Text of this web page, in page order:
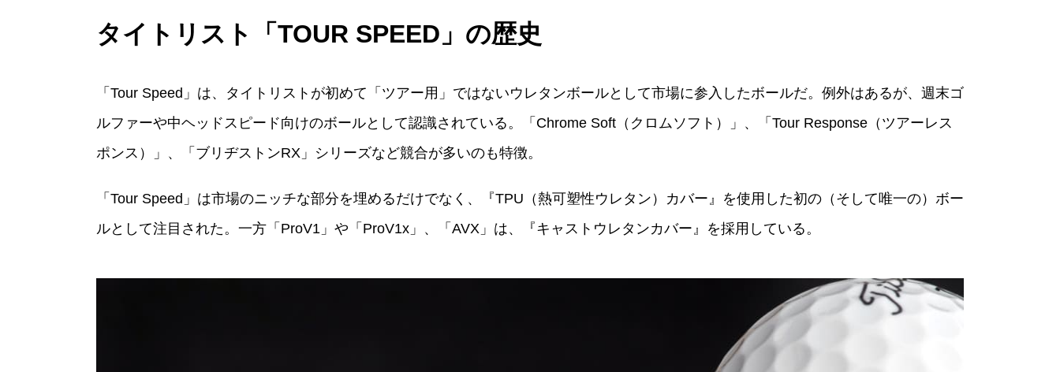
タイトリスト「TOUR SPEED」の歴史
「Tour Speed」は、タイトリストが初めて「ツアー用」ではないウレタンボールとして市場に参入したボールだ。例外はあるが、週末ゴ
ルファーや中ヘッドスピード向けのボールとして認識されている。「Chrome Soft（クロムソフト）」、「Tour Response（ツアーレス
ポンス）」、「ブリヂストンRX」シリーズなど競合が多いのも特徴。
「Tour Speed」は市場のニッチな部分を埋めるだけでなく、『TPU（熱可塑性ウレタン）カバー』を使用した初の（そして唯一の）ボー
ルとして注目された。一方「ProV1」や「ProV1x」、「AVX」は、『キャストウレタンカバー』を採用している。